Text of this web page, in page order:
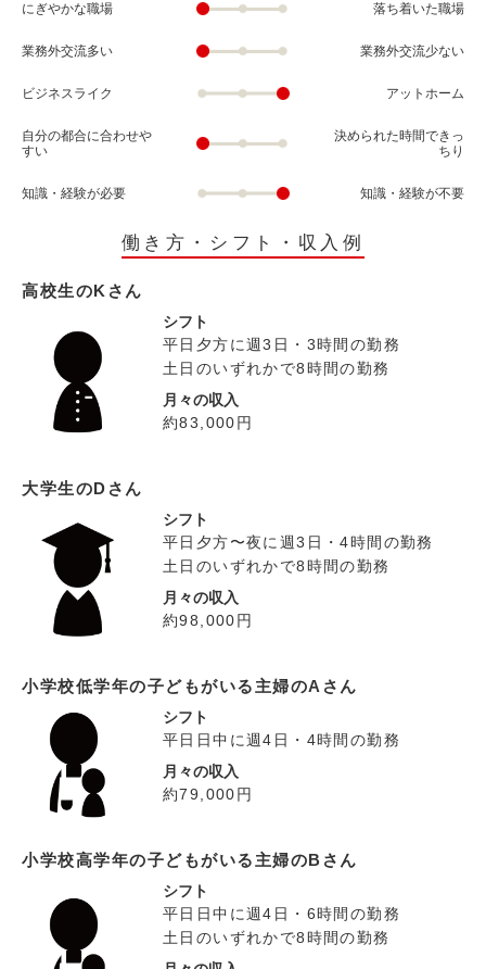
にぎやかな職場 落ち着いた職場
業務外交流多い 業務外交流少ない
ビジネスライク アットホーム
自分の都合に合わせや
すい
決められた時間できっ
ちり
知識・経験が必要 知識・経験が不要
働き方・シフト・収入例
高校生のKさん
シフト
平日夕方に週3日・3時間の勤務
土日のいずれかで8時間の勤務
月々の収入
約83,000円
大学生のDさん
シフト
平日夕方〜夜に週3日・4時間の勤務
土日のいずれかで8時間の勤務
月々の収入
約98,000円
小学校低学年の子どもがいる主婦のAさん
シフト
平日日中に週4日・4時間の勤務
月々の収入
約79,000円
小学校高学年の子どもがいる主婦のBさん
シフト
平日日中に週4日・6時間の勤務
土日のいずれかで8時間の勤務